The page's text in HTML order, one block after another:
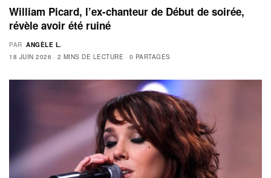
William Picard, l’ex-chanteur de Début de soirée,
révèle avoir été ruiné
PAR ANGÈLE L.
18 JUIN 2026
2 MINS DE LECTURE 0 PARTAGES